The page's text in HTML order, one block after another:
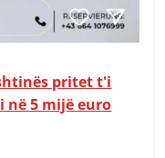
pritet t'i
në 5 mijë euro